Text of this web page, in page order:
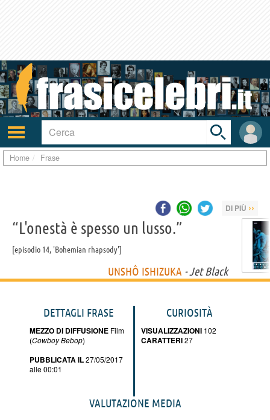
Attiva/disattiva
navigazione
User
area
Toggle
search
bar
Home Frase
DI PIÙ ››
“L'onestà è spesso un lusso.”
episodio 14, 'Bohemian rhapsody'
UNSHÔ ISHIZUKA - Jet Black
DETTAGLI FRASE
MEZZO DI DIFFUSIONE Film
(Cowboy Bebop)
PUBBLICATA IL27/05/2017
alle 00:01
CURIOSITÀ
VISUALIZZAZIONI 102
CARATTERI27
VALUTAZIONE MEDIA